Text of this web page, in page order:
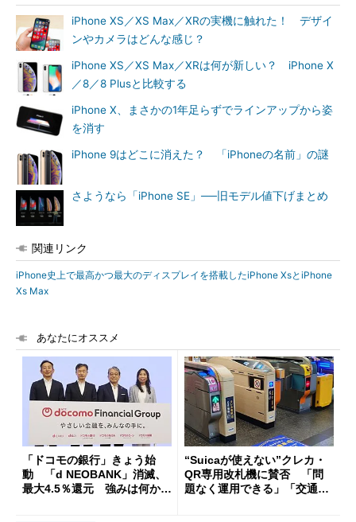
iPhone XS／XS Max／XRの実機に触れた！ デザイ
ンやカメラはどんな感じ？
iPhone XS／XS Max／XRは何が新しい？ iPhone X
／8／8 Plusと比較する
iPhone X、まさかの1年足らずでラインアップから姿
を消す
iPhone 9はどこに消えた？ 「iPhoneの名前」の謎
さようなら「iPhone SE」──旧モデル値下げまとめ
関連リンク
iPhone史上で最高かつ最大のディスプレイを搭載したiPhone XsとiPhone
Xs Max
あなたにオススメ
「ドコモの銀行」きょう始
動 「d NEOBANK」消滅、
最大4.5％還元 強みは何か解
“Suicaが使えない”クレカ・
QR専用改札機に賛否 「問
題なく運用できる」「交通系I